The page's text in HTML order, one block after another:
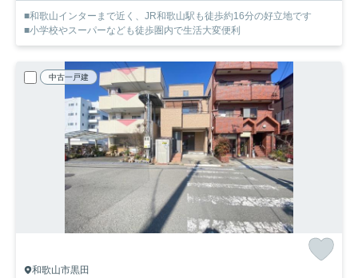
■和歌山インターまで近く、JR和歌山駅も徒歩約16分の好立地です
■小学校やスーパーなども徒歩圏内で生活大変便利
中古一戸建
和歌山市黒田